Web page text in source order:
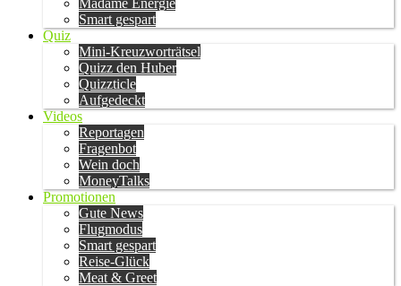
Madame Energie
Smart gespart
Quiz
Mini-Kreuzworträtsel
Quizz den Huber
Quizzticle
Aufgedeckt
Videos
Reportagen
Fragenbot
Wein doch
MoneyTalks
Promotionen
Gute News
Flugmodus
Smart gespart
Reise-Glück
Meat & Greet